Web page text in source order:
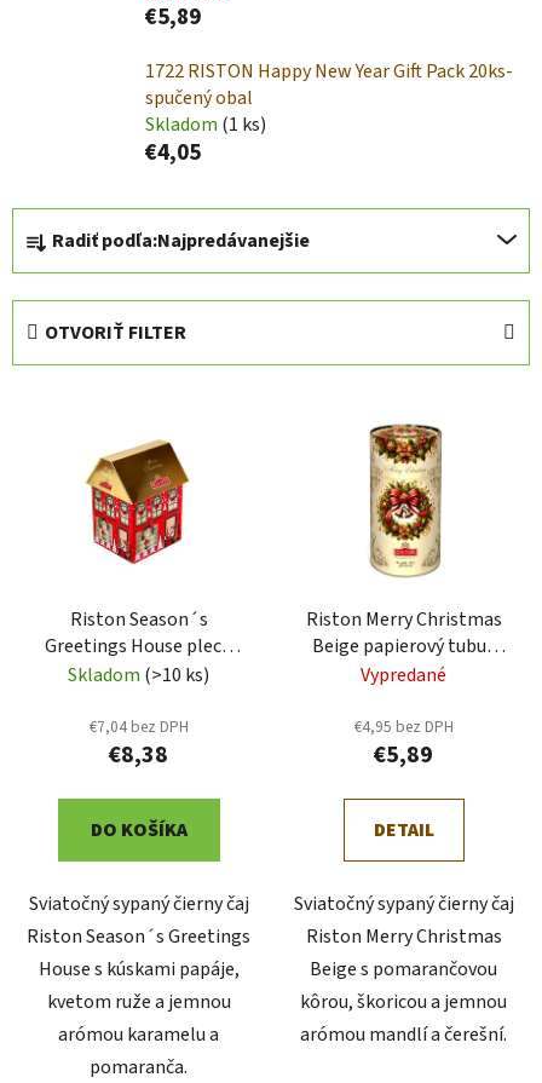
€5,89
1722 RISTON Happy New Year Gift Pack 20ks-
spučený obal
Skladom (1 ks)
€4,05
R
a
d
Radiť podľa:Najpredávanejšie
OTVORIŤ FILTER
Riston Season´s
Greetings House plech
75g (1725)
Skladom (>10 ks)
€7,04 bez DPH
€8,38
DO KOŠÍKA
Sviatočný sypaný čierny čaj
Riston Season´s Greetings
House s kúskami papáje,
kvetom ruže a jemnou
arómou karamelu a
pomaranča.
Riston Merry Christmas
Beige papierový tubus
85g (1724)
Vypredané
€4,95 bez DPH
€5,89
DETAIL
Sviatočný sypaný čierny čaj
Riston Merry Christmas
Beige s pomarančovou
kôrou, škoricou a jemnou
arómou mandlí a čerešní.